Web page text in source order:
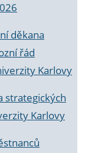
děkana
řád
Karlovy
strategických
Karlovy